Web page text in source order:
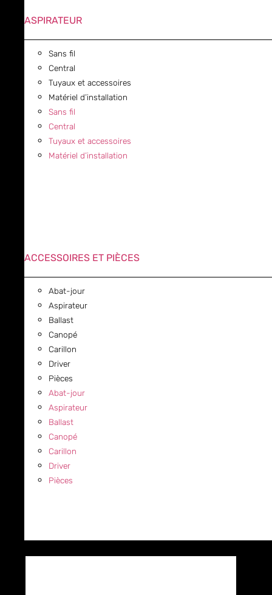
ASPIRATEUR
Sans fil
Central
Tuyaux et accessoires
Matériel d’installation
Sans fil
Central
Tuyaux et accessoires
Matériel d’installation
ACCESSOIRES ET PIÈCES
Abat-jour
Aspirateur
Ballast
Canopé
Carillon
Driver
Pièces
Abat-jour
Aspirateur
Ballast
Canopé
Carillon
Driver
Pièces